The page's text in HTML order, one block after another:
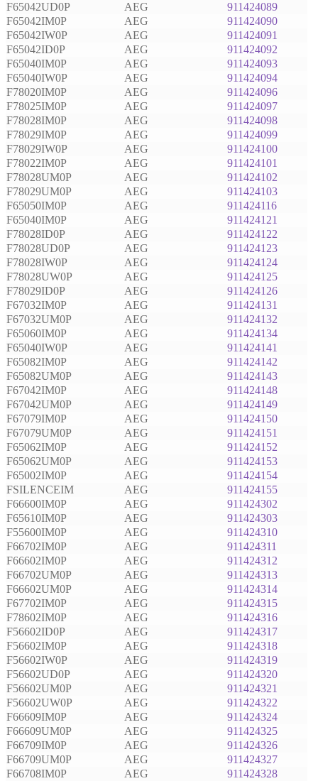
F65042UD0P
AEG
911424089
F65042IM0P
AEG
911424090
F65042IW0P
AEG
911424091
F65042ID0P
AEG
911424092
F65040IM0P
AEG
911424093
F65040IW0P
AEG
911424094
F78020IM0P
AEG
911424096
F78025IM0P
AEG
911424097
F78028IM0P
AEG
911424098
F78029IM0P
AEG
911424099
F78029IW0P
AEG
911424100
F78022IM0P
AEG
911424101
F78028UM0P
AEG
911424102
F78029UM0P
AEG
911424103
F65050IM0P
AEG
911424116
F65040IM0P
AEG
911424121
F78028ID0P
AEG
911424122
F78028UD0P
AEG
911424123
F78028IW0P
AEG
911424124
F78028UW0P
AEG
911424125
F78029ID0P
AEG
911424126
F67032IM0P
AEG
911424131
F67032UM0P
AEG
911424132
F65060IM0P
AEG
911424134
F65040IW0P
AEG
911424141
F65082IM0P
AEG
911424142
F65082UM0P
AEG
911424143
F67042IM0P
AEG
911424148
F67042UM0P
AEG
911424149
F67079IM0P
AEG
911424150
F67079UM0P
AEG
911424151
F65062IM0P
AEG
911424152
F65062UM0P
AEG
911424153
F65002IM0P
AEG
911424154
FSILENCEIM
AEG
911424155
F66600IM0P
AEG
911424302
F65610IM0P
AEG
911424303
F55600IM0P
AEG
911424310
F66702IM0P
AEG
911424311
F66602IM0P
AEG
911424312
F66702UM0P
AEG
911424313
F66602UM0P
AEG
911424314
F67702IM0P
AEG
911424315
F78602IM0P
AEG
911424316
F56602ID0P
AEG
911424317
F56602IM0P
AEG
911424318
F56602IW0P
AEG
911424319
F56602UD0P
AEG
911424320
F56602UM0P
AEG
911424321
F56602UW0P
AEG
911424322
F66609IM0P
AEG
911424324
F66609UM0P
AEG
911424325
F66709IM0P
AEG
911424326
F66709UM0P
AEG
911424327
F66708IM0P
AEG
911424328